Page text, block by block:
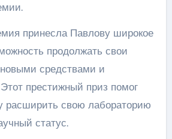
принесла Павлову широкое
продолжать свои
средствами и
престижный приз помог
расширить свою лабораторию
статус.